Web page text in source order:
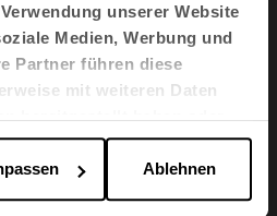
unserer Website
Medien, Werbung und
Partner führen diese
mit weiteren Daten
bereitgestellt haben oder
Nutzung der Dienste
Ablehnen